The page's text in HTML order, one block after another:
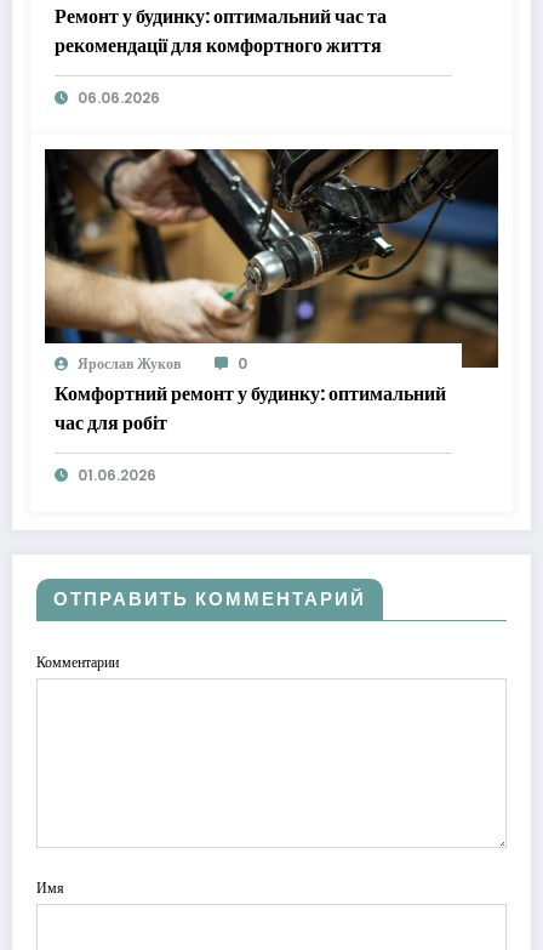
Ремонт у будинку: оптимальний час та
рекомендації для комфортного життя
06.06.2026
Ярослав Жуков 0
Комфортний ремонт у будинку: оптимальний
час для робіт
01.06.2026
ОТПРАВИТЬ КОММЕНТАРИЙ
Комментарии
Имя